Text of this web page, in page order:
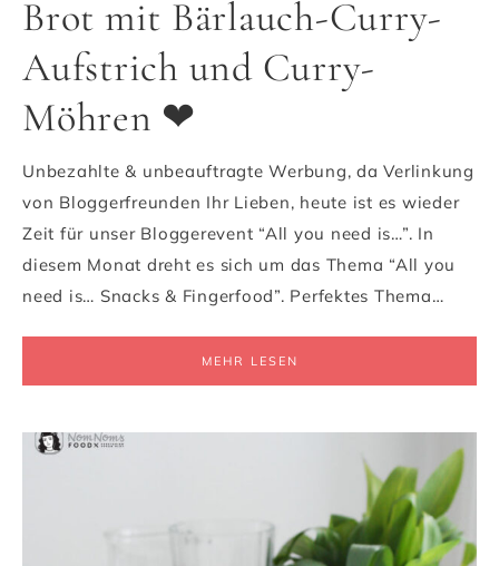
Brot mit Bärlauch-Curry-
Aufstrich und Curry-
Möhren ❤
Unbezahlte & unbeauftragte Werbung, da Verlinkung
von Bloggerfreunden Ihr Lieben, heute ist es wieder
Zeit für unser Bloggerevent “All you need is…”. In
diesem Monat dreht es sich um das Thema “All you
need is… Snacks & Fingerfood”. Perfektes Thema…
MEHR LESEN